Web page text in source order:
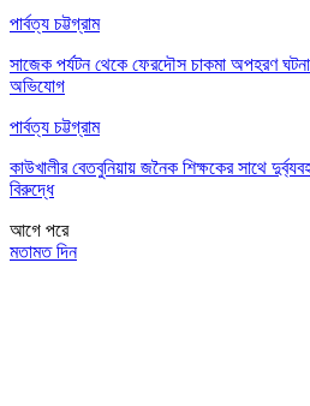
পার্বত্য চট্টগ্রাম
সাজেক পর্যটন থেকে ফেরদৌস চাকমা অপহরণ
অভিযোগ
পার্বত্য চট্টগ্রাম
কাউখালীর বেতবুনিয়ায় জনৈক শিক্ষকের সাথে
বিরুদ্ধে
আগে পরে
মতামত দিন